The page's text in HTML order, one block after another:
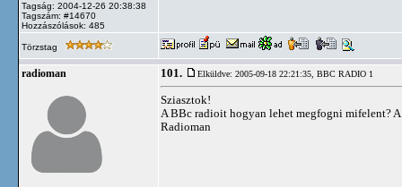
Tagság: 2004-12-26 20:38:38
Tagszám: #14670
Hozzászólások: 485
Törzstag
radioman 101. Elküldve: 2005-09-18 22:21:35, BBC RADIO 1
Sziasztok!
A BBc radioit hogyan lehet megfogni mifelent?
Radioman